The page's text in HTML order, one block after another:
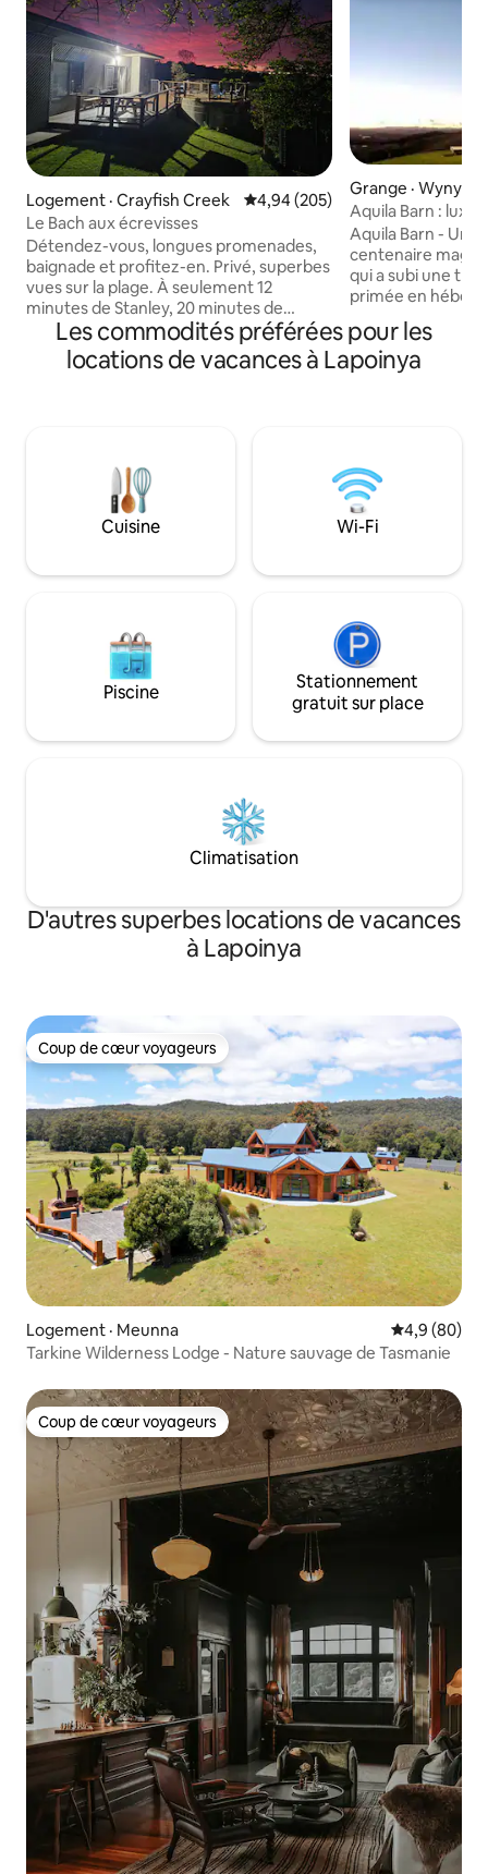
Logement · Crayfish Creek Note moyenne de 4,94 sur 5,
4,94 (205)
Le Bach aux écrevisses
Détendez-vous, longues promenades,
baignade et profitez-en. Privé, superbes
vues sur la plage. À seulement 12
minutes de Stanley, 20 minutes de
Smithton, qui a un grand supermarché.
25 minutes de Wynyard. Rockycape
Taven, de bons repas à seulement 5
se détendre et se détendre. Situé juste à
côté de l'autoroute principale à Crayfish
Creek. Étant juste à côté de l'autoroute,
il y a du bruit de la circulation. Départ à
Grange · Wynyard
Aquila Barn : luxe
spectaculaire
Aquila Barn - Une
centenaire
qui a subi une
primée en
un endroit d'une
souffle. Aquila se
plateau de 117
Table Cape
l'emblématique
la ferme aux
et privé, mais à
Les commodités préférées pour les
locations de vacances à Lapoinya
Cuisine Wi-Fi
Piscine
Stationnement
gratuit sur place
Climatisation
D'autres superbes locations de vacances
à Lapoinya
Coup de cœur voyageurs
Coup de cœur voyageurs
Logement · Meunna Note
4,9 (80)
Tarkine Wilderness Lodge - Nature sauvage de Tasmanie
Coup de cœur voyageurs
Coup de cœur voyageurs